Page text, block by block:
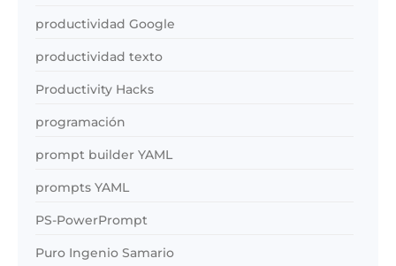
productividad Google
productividad texto
Productivity Hacks
programación
prompt builder YAML
prompts YAML
PS-PowerPrompt
Puro Ingenio Samario